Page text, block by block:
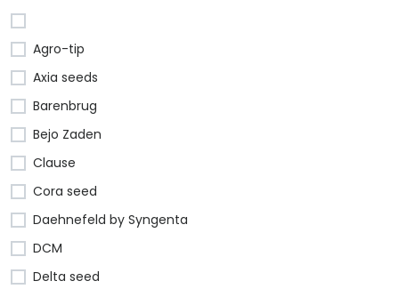
Agro-tip
Axia seeds
Barenbrug
Bejo Zaden
Clause
Cora seed
Daehnefeld by Syngenta
DCM
Delta seed